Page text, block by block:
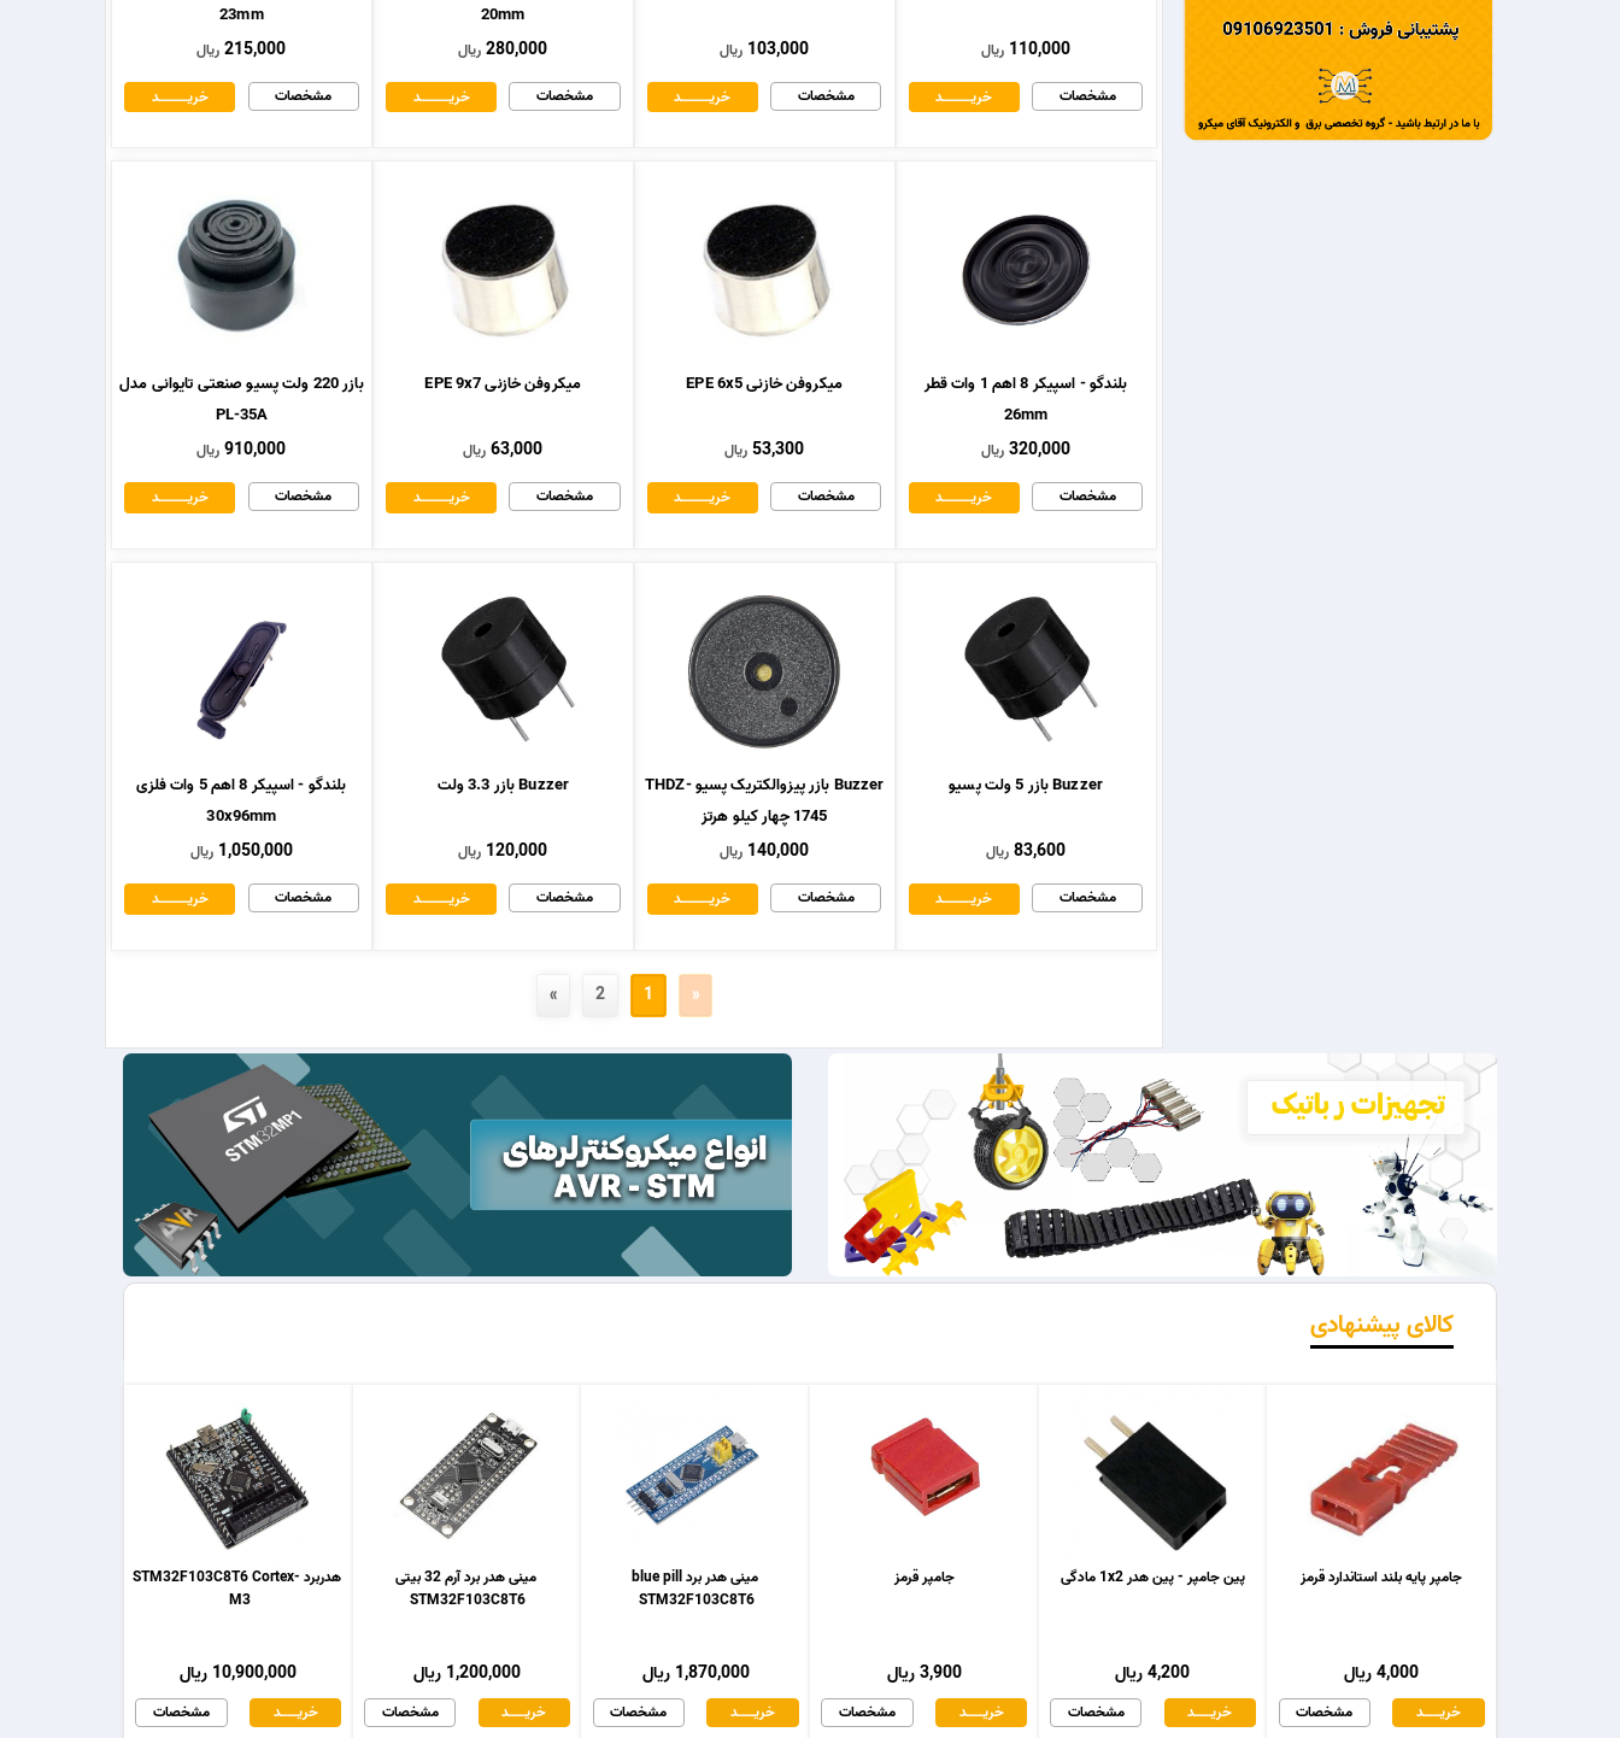
110,000 ریال
مشخصات
خریــــــــــــد
103,000 ریال
مشخصات
خریــــــــــــد
20mm
280,000 ریال
مشخصات
خریــــــــــــد
23mm
215,000 ریال
مشخصات
خریــــــــــــد
بلندگو - اسپیکر 8 اهم 1 وات قطر
26mm
320,000 ریال
مشخصات
خریــــــــــــد
میکروفن خازنی EPE 6x5
53,300 ریال
مشخصات
خریــــــــــــد
میکروفن خازنی EPE 9x7
63,000 ریال
مشخصات
خریــــــــــــد
بازر 220 ولت پسیو صنعتی تایوانی مدل
PL-35A
910,000 ریال
مشخصات
خریــــــــــــد
Buzzer بازر 5 ولت پسیو
83,600 ریال
مشخصات
خریــــــــــــد
Buzzer بازر پیزوالکتریک پسیو THDZ-
1745 چهار کیلو هرتز
140,000 ریال
مشخصات
خریــــــــــــد
Buzzer بازر 3.3 ولت
120,000 ریال
مشخصات
خریــــــــــــد
بلندگو - اسپیکر 8 اهم 5 وات فلزی
30x96mm
1,050,000 ریال
مشخصات
خریــــــــــــد
«
1
2
»
کالای پیشنهادی
هدربرد STM32F103C8T6 Cortex-
M3
10,900,000 ریال
مشخصات خریـــــــد
مینی هدر برد آرم 32 بیتی
STM32F103C8T6
1,200,000 ریال
مشخصات خریـــــــد
مینی هدر برد blue pill
STM32F103C8T6
1,870,000 ریال
مشخصات خریـــــــد
جامپر قرمز
3,900 ریال
مشخصات خریـــــــد
پین جامپر - پین هدر 1x2 مادگی
4,200 ریال
مشخصات خریـــــــد
جامپر پایه بلند استاندارد قرمز
4,000 ریال
مشخصات خریـــــــد